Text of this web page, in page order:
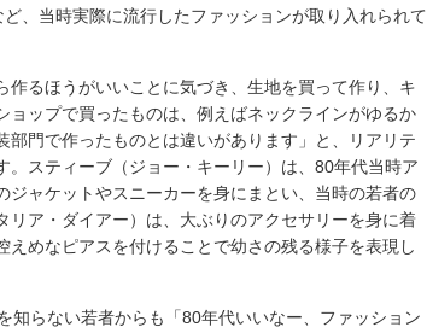
、当時実際に流行したファッションが取り入れられて
るほうがいいことに気づき、生地を買って作り、キ
ョップで買ったものは、例えばネックラインがゆるか
部門で作ったものとは違いがあります」と、リアリテ
。スティーブ（ジョー・キーリー）は、80年代当時ア
ジャケットやスニーカーを身にまとい、当時の若者の
リア・ダイアー）は、大ぶりのアクセサリーを身に着
めなピアスを付けることで幼さの残る様子を表現し
らない若者からも「80年代いいなー、ファッション